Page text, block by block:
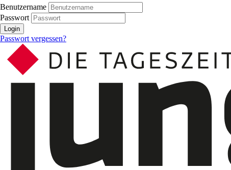
Benutzername
Passwort
Login
Passwort vergessen?